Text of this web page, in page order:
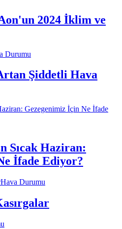
2024 İklim ve
Durumu
Şiddetli Hava
Sıcak Haziran:
İfade Ediyor?
Hava Durumu